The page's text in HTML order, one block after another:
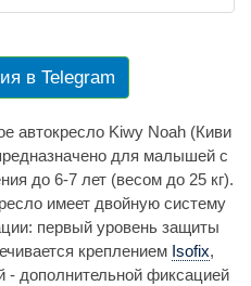
в Telegram
автокресло Kiwy Noah (Киви
для малышей с
до 6-7 лет (весом до 25 кг).
имеет двойную систему
первый уровень защиты
креплением Isofix,
- дополнительной фиксацией